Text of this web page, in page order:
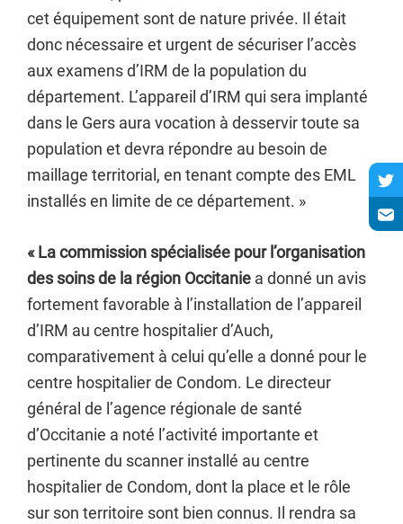
cet équipement sont de nature privée. Il était
donc nécessaire et urgent de sécuriser l’accès
aux examens d’IRM de la population du
département. L’appareil d’IRM qui sera implanté
dans le Gers aura vocation à desservir toute sa
population et devra répondre au besoin de
maillage territorial, en tenant compte des EML
installés en limite de ce département. »
« La commission spécialisée pour l’organisation
des soins de la région Occitanie a donné un avis
fortement favorable à l’installation de l’appareil
d’IRM au centre hospitalier d’Auch,
comparativement à celui qu’elle a donné pour le
centre hospitalier de Condom. Le directeur
général de l’agence régionale de santé
d’Occitanie a noté l’activité importante et
pertinente du scanner installé au centre
hospitalier de Condom, dont la place et le rôle
sur son territoire sont bien connus. Il rendra sa